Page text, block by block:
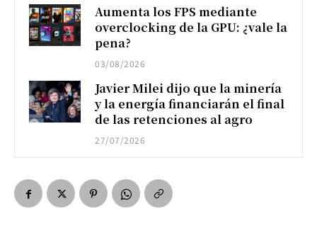
Aumenta los FPS mediante
overclocking de la GPU: ¿vale la
pena?
03/08/2026
Javier Milei dijo que la minería
y la energía financiarán el final
de las retenciones al agro
27/07/2026